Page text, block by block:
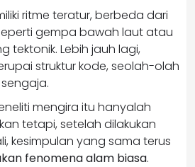
ritme teratur, berbeda dari
gempa bawah laut atau
tektonik. Lebih jauh lagi,
struktur kode, seolah-olah
mengira itu hanyalah
tetapi, setelah dilakukan
kesimpulan yang sama terus
fenomena alam biasa.